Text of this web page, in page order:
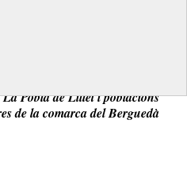
Pobla de Lillet i poblacions
de la comarca del Berguedà